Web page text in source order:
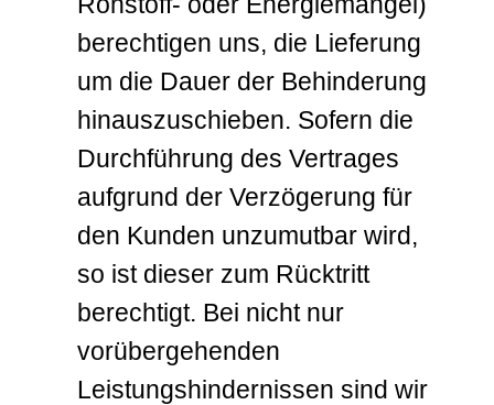
berechtigen uns, die Lieferung
um die Dauer der Behinderung
hinauszuschieben. Sofern die
Durchführung des Vertrages
aufgrund der Verzögerung für
den Kunden unzumutbar wird,
so ist dieser zum Rücktritt
berechtigt. Bei nicht nur
vorübergehenden
Leistungshindernissen sind wir